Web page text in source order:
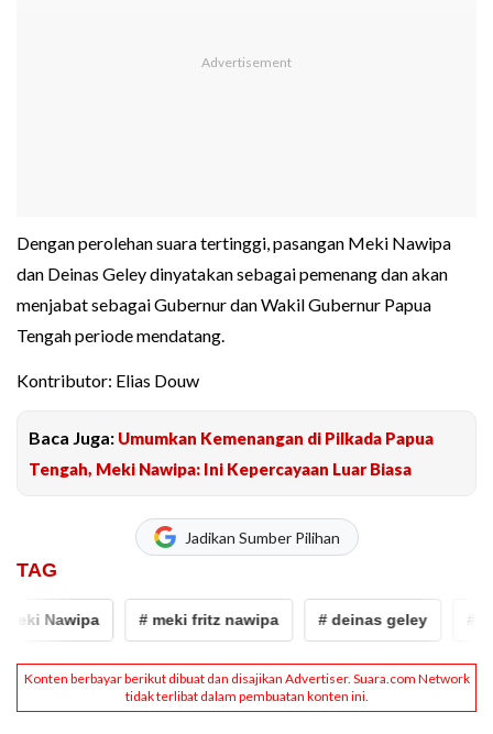
Dengan perolehan suara tertinggi, pasangan Meki Nawipa
dan Deinas Geley dinyatakan sebagai pemenang dan akan
menjabat sebagai Gubernur dan Wakil Gubernur Papua
Tengah periode mendatang.
Kontributor: Elias Douw
Baca Juga: Umumkan Kemenangan di Pilkada Papua
Tengah, Meki Nawipa: Ini Kepercayaan Luar Biasa
Jadikan Sumber Pilihan
TAG
Nawipa # meki fritz nawipa # deinas geley #